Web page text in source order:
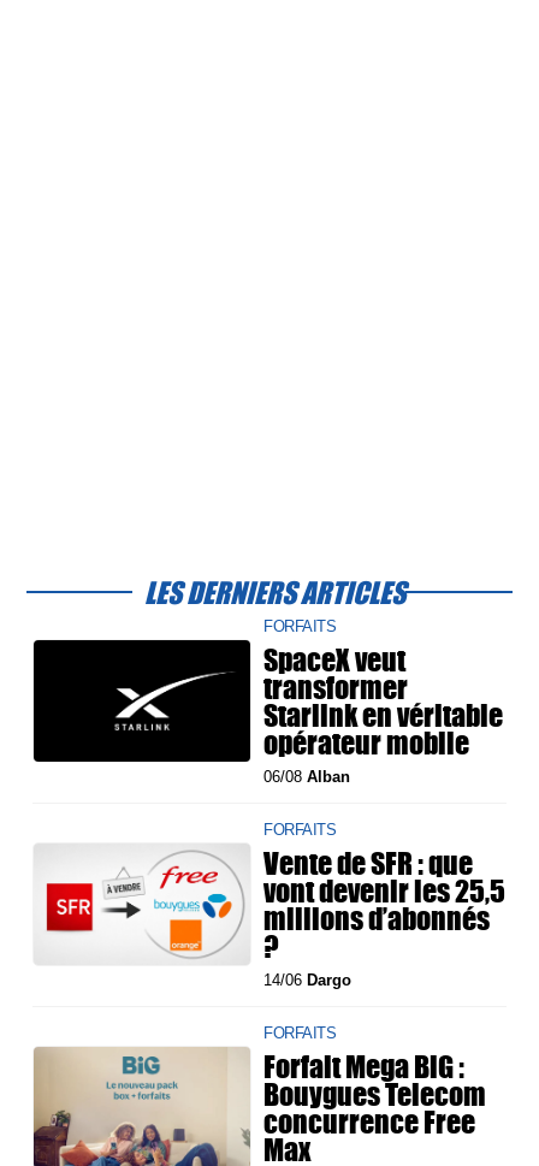
LES DERNIERS ARTICLES
FORFAITS
SpaceX veut
transformer
Starlink en véritable
opérateur mobile
06/08Alban
FORFAITS
Vente de SFR : que
vont devenir les 25,5
millions d’abonnés
?
14/06Dargo
FORFAITS
Forfait Mega BiG :
Bouygues Telecom
concurrence Free
Max